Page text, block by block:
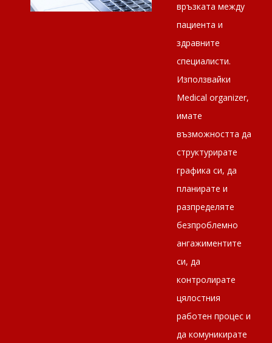
връзката между
пациента и
здравните
специалисти.
Използвайки
Medical оrganizer,
имате
възможността да
структурирате
графика си, да
планирате и
разпределяте
безпроблемно
ангажиментите
си, да
контролирате
цялостния
работен процес и
да комуникирате